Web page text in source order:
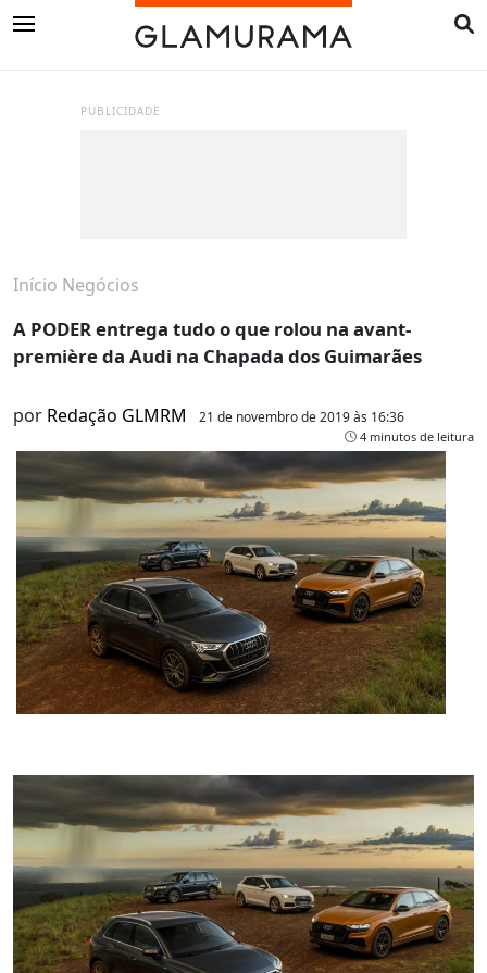
PUBLICIDADE
Início Negócios
A PODER entrega tudo o que rolou na avant-
première da Audi na Chapada dos Guimarães
por Redação GLMRM 21 de novembro de 2019 às 16:36
4 minutos de leitura